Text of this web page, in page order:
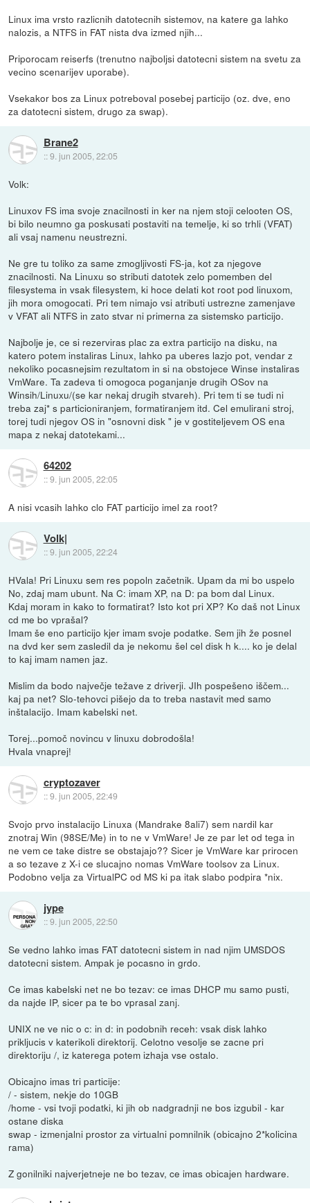
Linux ima vrsto razlicnih datotecnih sistemov, na katere ga lahko
nalozis, a NTFS in FAT nista dva izmed njih...
Priporocam reiserfs (trenutno najboljsi datotecni sistem na svetu za
vecino scenarijev uporabe).
Vsekakor bos za Linux potreboval posebej particijo (oz. dve, eno
za datotecni sistem, drugo za swap).
Brane2
::9. jun 2005, 22:05
Volk:
Linuxov FS ima svoje znacilnosti in ker na njem stoji celooten OS,
bi bilo neumno ga poskusati postaviti na temelje, ki so trhli (VFAT)
ali vsaj namenu neustrezni.
Ne gre tu toliko za same zmogljivosti FS-ja, kot za njegove
znacilnosti. Na Linuxu so stributi datotek zelo pomemben del
filesystema in vsak filesystem, ki hoce delati kot root pod linuxom,
jih mora omogocati. Pri tem nimajo vsi atributi ustrezne zamenjave
v VFAT ali NTFS in zato stvar ni primerna za sistemsko particijo.
Najbolje je, ce si rezerviras plac za extra particijo na disku, na
katero potem instaliras Linux, lahko pa uberes lazjo pot, vendar z
nekoliko pocasnejsim rezultatom in si na obstojece Winse instaliras
VmWare. Ta zadeva ti omogoca poganjanje drugih OSov na
Winsih/Linuxu/(se kar nekaj drugih stvareh). Pri tem ti se tudi ni
treba zaj* s particioniranjem, formatiranjem itd. Cel emulirani stroj,
torej tudi njegov OS in "osnovni disk " je v gostiteljevem OS ena
mapa z nekaj datotekami...
64202
::9. jun 2005, 22:05
A nisi vcasih lahko clo FAT particijo imel za root?
Volk|
::9. jun 2005, 22:24
HVala! Pri Linuxu sem res popoln začetnik. Upam da mi bo uspelo
No, zdaj mam ubunt. Na C: imam XP, na D: pa bom dal Linux.
Kdaj moram in kako to formatirat? Isto kot pri XP? Ko daš not Linux
cd me bo vprašal?
Imam še eno particijo kjer imam svoje podatke. Sem jih že posnel
na dvd ker sem zasledil da je nekomu šel cel disk h k.... ko je delal
to kaj imam namen jaz.
Mislim da bodo največje težave z driverji. JIh pospešeno iščem...
kaj pa net? Slo-tehovci pišejo da to treba nastavit med samo
inštalacijo. Imam kabelski net.
Torej...pomoč novincu v linuxu dobrodošla!
Hvala vnaprej!
cryptozaver
::9. jun 2005, 22:49
Svojo prvo instalacijo Linuxa (Mandrake 8ali7) sem nardil kar
znotraj Win (98SE/Me) in to ne v VmWare! Je ze par let od tega in
ne vem ce take distre se obstajajo?? Sicer je VmWare kar prirocen
a so tezave z X-i ce slucajno nomas VmWare toolsov za Linux.
Podobno velja za VirtualPC od MS ki pa itak slabo podpira *nix.
jype
::9. jun 2005, 22:50
Se vedno lahko imas FAT datotecni sistem in nad njim UMSDOS
datotecni sistem. Ampak je pocasno in grdo.
Ce imas kabelski net ne bo tezav: ce imas DHCP mu samo pusti,
da najde IP, sicer pa te bo vprasal zanj.
UNIX ne ve nic o c: in d: in podobnih receh: vsak disk lahko
prikljucis v katerikoli direktorij. Celotno vesolje se zacne pri
direktoriju /, iz katerega potem izhaja vse ostalo.
Obicajno imas tri particije:
/ - sistem, nekje do 10GB
/home - vsi tvoji podatki, ki jih ob nadgradnji ne bos izgubil - kar
ostane diska
swap - izmenjalni prostor za virtualni pomnilnik (obicajno 2*kolicina
rama)
Z gonilniki najverjetneje ne bo tezav, ce imas obicajen hardware.